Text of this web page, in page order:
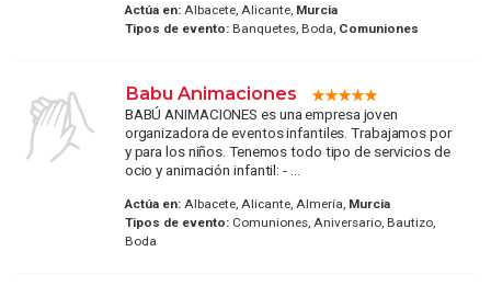
Actúa en:Albacete, Alicante, Murcia
Tipos de evento:Banquetes, Boda, Comuniones
Babu Animaciones
BABÚ ANIMACIONES es una empresa joven
organizadora de eventos infantiles. Trabajamos por
y para los niños. Tenemos todo tipo de servicios de
ocio y animación infantil: - ...
Actúa en:Albacete, Alicante, Almería, Murcia
Tipos de evento:Comuniones, Aniversario, Bautizo,
Boda